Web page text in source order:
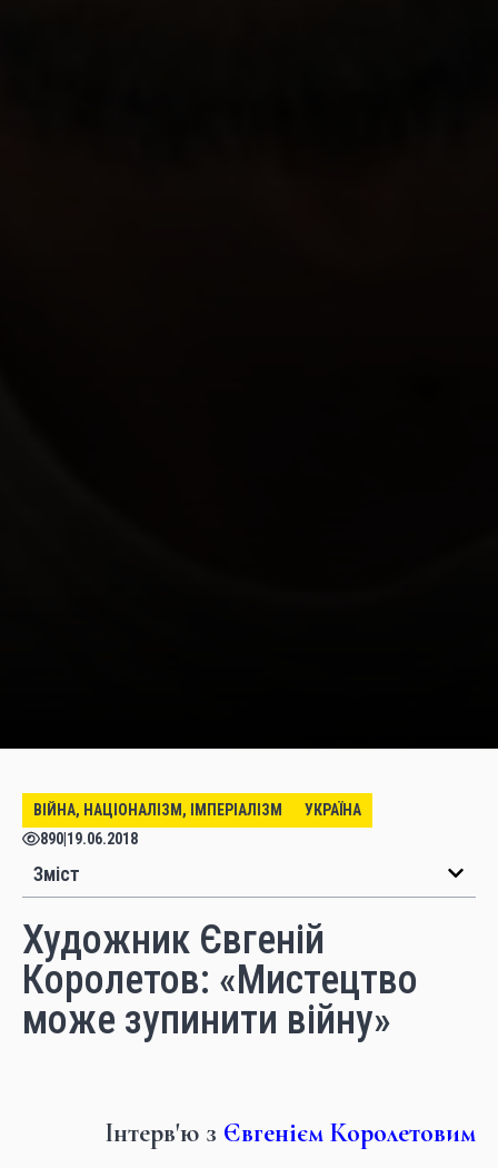
ВІЙНА, НАЦІОНАЛІЗМ, ІМПЕРІАЛІЗМ
УКРАЇНА
890 19.06.2018
Зміст
Художник Євгеній
Королетов: «Мистецтво
може зупинити війну»
Інтерв'ю з Євгенієм Королетовим